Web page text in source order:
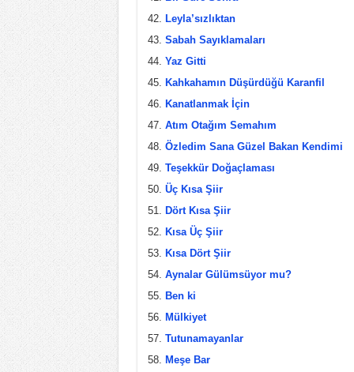
Leyla’sızlıktan
Sabah Sayıklamaları
Yaz Gitti
Kahkahamın Düşürdüğü Karanfil
Kanatlanmak İçin
Atım Otağım Semahım
Özledim Sana Güzel Bakan Kendimi
Teşekkür Doğaçlaması
Üç Kısa Şiir
Dört Kısa Şiir
Kısa Üç Şiir
Kısa Dört Şiir
Aynalar Gülümsüyor mu?
Ben ki
Mülkiyet
Tutunamayanlar
Meşe Bar